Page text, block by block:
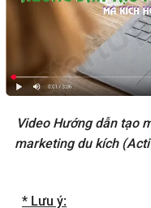
Video Hướng dẫn tạo
marketing du kích
* Lưu ý: